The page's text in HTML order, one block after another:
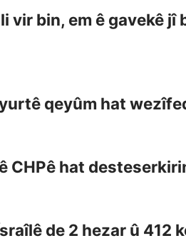
vir bin, em ê gavekê jî
qeyûm hat
CHPê hat
de 2 hezar û 412